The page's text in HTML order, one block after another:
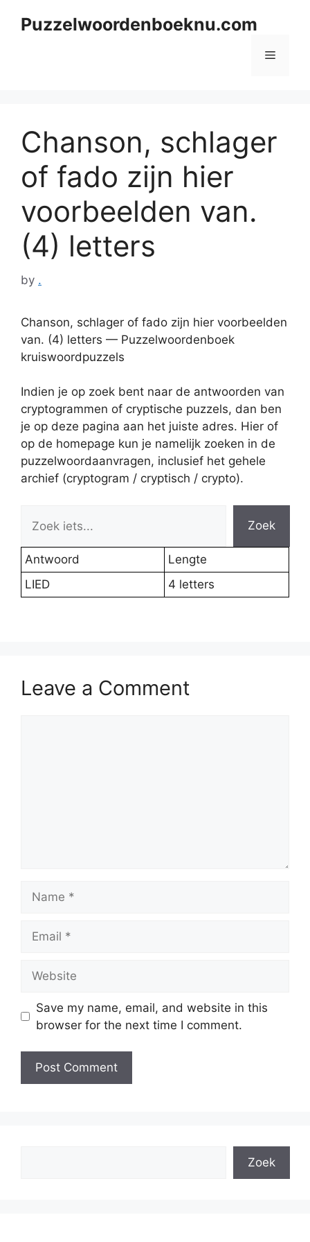
Puzzelwoordenboeknu.com
Menu
Chanson, schlager
of fado zijn hier
voorbeelden van.
(4) letters
by .
Chanson, schlager of fado zijn hier voorbeelden
van. (4) letters — Puzzelwoordenboek
kruiswoordpuzzels
Indien je op zoek bent naar de antwoorden van
cryptogrammen of cryptische puzzels, dan ben
je op deze pagina aan het juiste adres. Hier of
op de homepage kun je namelijk zoeken in de
puzzelwoordaanvragen, inclusief het gehele
archief (cryptogram / cryptisch / crypto).
Zoek
Antwoord
Lengte
LIED
4 letters
Leave a Comment
Save my name, email, and website in this
browser for the next time I comment.
Zoek